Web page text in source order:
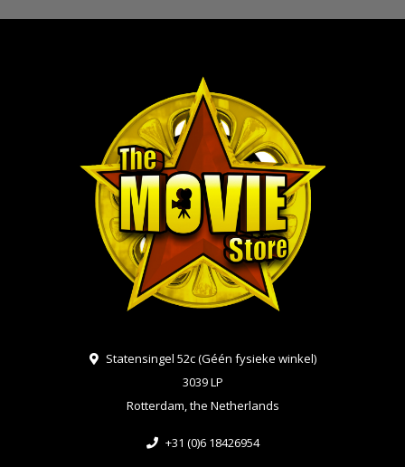
Statensingel 52c (Géén fysieke winkel)
3039 LP
Rotterdam, the Netherlands
+31 (0)6 18426954